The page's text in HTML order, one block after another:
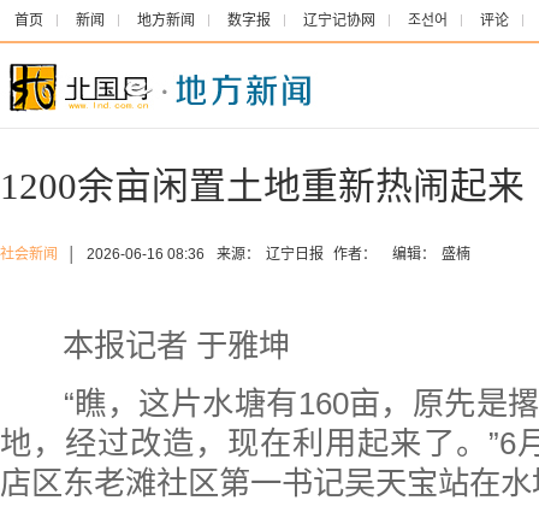
首页 新闻 地方新闻 数字报 辽宁记协网 조선어 评论
1200余亩闲置土地重新热闹起来
社会新闻 2026-06-16 08:36 来源： 辽宁日报 作者： 编辑： 盛楠
本报记者 于雅坤
“瞧，这片水塘有160亩，原先是
地，经过改造，现在利用起来了。”6
店区东老滩社区第一书记吴天宝站在